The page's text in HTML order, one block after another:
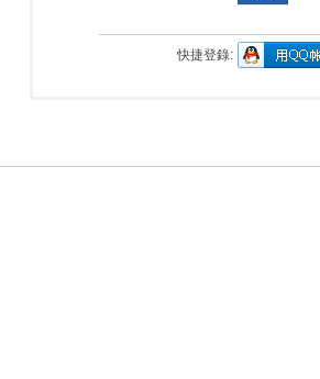
快捷登錄: